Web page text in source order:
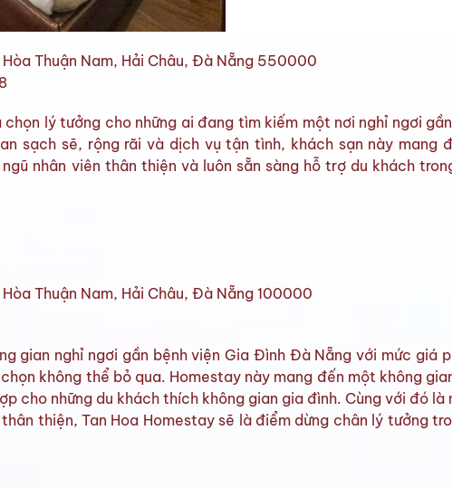
Thuận Nam, Hải Châu, Đà Nẵng 550000
chọn lý tưởng cho những ai đang tìm kiếm một nơi nghỉ ngơi
sạch sẽ, rộng rãi và dịch vụ tận tình, khách sạn này mang
nhân viên thân thiện và luôn sẵn sàng hỗ trợ du khách
Thuận Nam, Hải Châu, Đà Nẵng 100000
gian nghỉ ngơi gần bệnh viện Gia Đình Đà Nẵng với mức giá
không thể bỏ qua. Homestay này mang đến một không
cho những du khách thích không gian gia đình. Cùng với đó là
thiện, Tan Hoa Homestay sẽ là điểm dừng chân lý tưởng